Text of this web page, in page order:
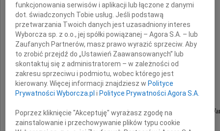
Anna Grądzka
długoletni nauczyciel Szkoły Podstawowej nr 23 w
przy ul. Wawelskiej,
funkcjonowania serwisów i aplikacji lub łączone z danymi
dot. świadczonych Tobie usług. Jeśli podstawą
przetwarzania Twoich danych jest uzasadniony interes
Wyborcza sp. z o.o., jej spółki powiązanej – Agora S.A. – lub
Zaufanych Partnerów, masz prawo wyrazić sprzeciw. Aby
to zrobić przejdź do „Ustawień Zaawansowanych” lub
skontaktuj się z administratorem – w zależności od
zakresu sprzeciwu i podmiotu, wobec którego jest
kierowany. Więcej informacji znajdziesz w Polityce
Prywatności Wyborcza.pl i Polityce Prywatności Agora S.A.
Poprzez kliknięcie "Akceptuję" wyrażasz zgodę na
zainstalowanie i przechowywanie plików typu cookie